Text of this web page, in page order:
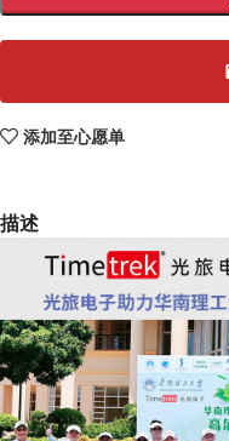
添加至心愿单
描述